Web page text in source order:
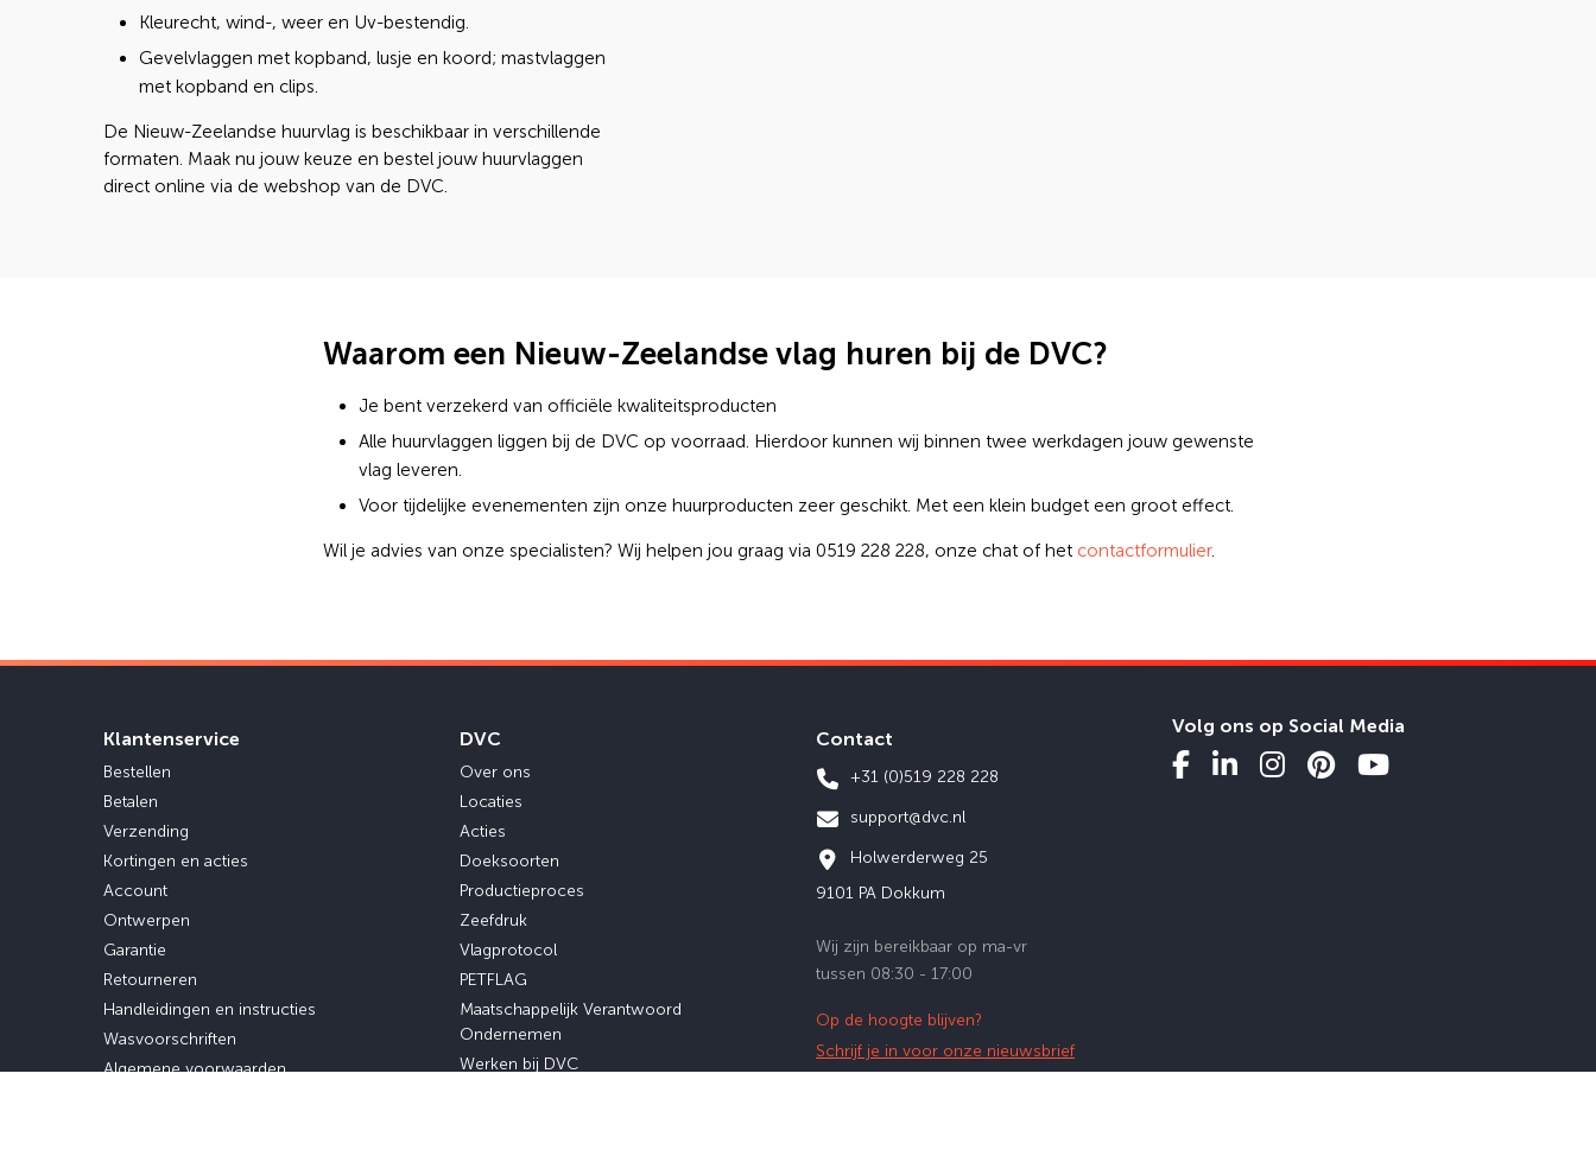
Kleurecht, wind-, weer en Uv-bestendig.
Gevelvlaggen met kopband, lusje en koord; mastvlaggen
met kopband en clips.
De Nieuw-Zeelandse huurvlag is beschikbaar in verschillende
formaten. Maak nu jouw keuze en bestel jouw huurvlaggen
direct online via de webshop van de DVC.
Waarom een Nieuw-Zeelandse vlag huren bij de DVC?
Je bent verzekerd van officiële kwaliteitsproducten
Alle huurvlaggen liggen bij de DVC op voorraad. Hierdoor kunnen wij binnen twee werkdagen jouw gewenste
vlag leveren.
Voor tijdelijke evenementen zijn onze huurproducten zeer geschikt. Met een klein budget een groot effect.
Wil je advies van onze specialisten? Wij helpen jou graag via 0519 228 228, onze chat of het contactformulier.
Klantenservice
Bestellen
Betalen
Verzending
Kortingen en acties
Account
Ontwerpen
Garantie
Retourneren
Handleidingen en instructies
Wasvoorschriften
Algemene voorwaarden
DVC
Over ons
Locaties
Acties
Doeksoorten
Productieproces
Zeefdruk
Vlagprotocol
PETFLAG
Maatschappelijk Verantwoord
Ondernemen
Werken bij DVC
Contact
+31 (0)519 228 228
support@dvc.nl
Holwerderweg 25
9101 PA Dokkum
Wij zijn bereikbaar op ma-vr
tussen 08:30 - 17:00
Op de hoogte blijven?
Schrijf je in voor onze nieuwsbrief
Volg ons op Social Media